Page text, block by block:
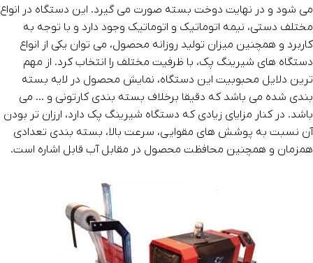
می شود و در نهایت دوخت بسته صورت می گیرد. این دستگاه در انواع
مختلف دستی، نیمه اتوماتیک و اتوماتیک وجود دارد و با توجه به
کاربرد و همچنین میزان تولید روزانه محصول، می توان یکی از انواع
دستگاه های شیرینگ پک، با ظرفیت مختلف را انتخاب کرد. از مهم
ترین دلایل محبوبیت این دستگاه، نمایش محصول در لایه بسته
بندی شده می باشد که دقیقا برخلاف بسته بندی کارتونی و … می
باشد. در کنار مزایای زیادی که دستگاه شیرینگ پک دارد، ارزان تر بودن
آن نسبت به پوشش های مقوایی، سرعت بالا، بسته بندی تعدادی
همزمان و همچنین محافظت محصول در مقابل آب قابل اشاره است.